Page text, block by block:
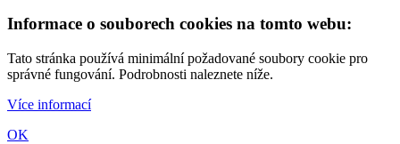
Informace o souborech cookies na tomto webu:
Tato stránka používá minimální požadované soubory cookie pro
správné fungování. Podrobnosti naleznete níže.
Více informací
OK